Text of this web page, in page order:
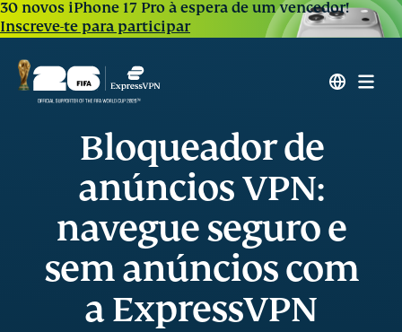
30 novos iPhone 17 Pro à espera de um vencedor!
Inscreve-te para participar
Bloqueador de
anúncios VPN:
navegue seguro e
sem anúncios com
a ExpressVPN